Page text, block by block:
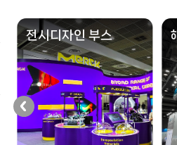
전시디자인 부스